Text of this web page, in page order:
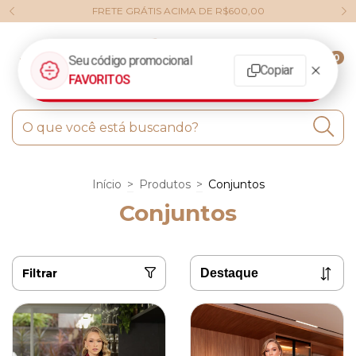
FRETE GRÁTIS ACIMA DE R$600,00
0
Início > Produtos > Conjuntos
Conjuntos
Filtrar